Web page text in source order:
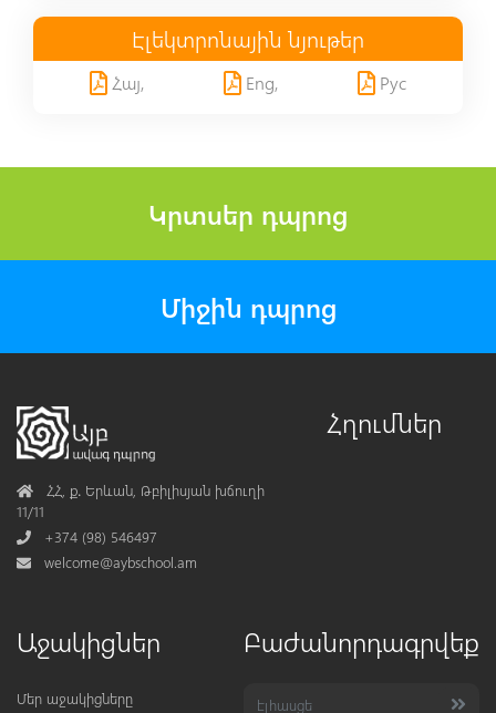
Էլեկտրոնային նյութեր
Հայ, Eng, Рус
Կրտսեր դպրոց
Միջին դպրոց
AddressՀՀ, ք․ Երևան, Թբիլիսյան խճուղի
11/11
Phone+374 (98) 546497
Mail
welcome@aybschool.am
Հղումներ
Աջակիցներ
Մեր աջակիցները
Բաժանորդագրվեք